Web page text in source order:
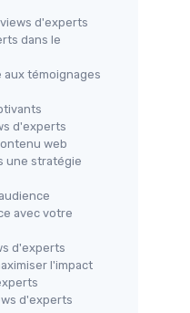
d'experts
dans le
témoignages
d'experts
web
une stratégie
avec votre
d'experts
l'impact
d'experts